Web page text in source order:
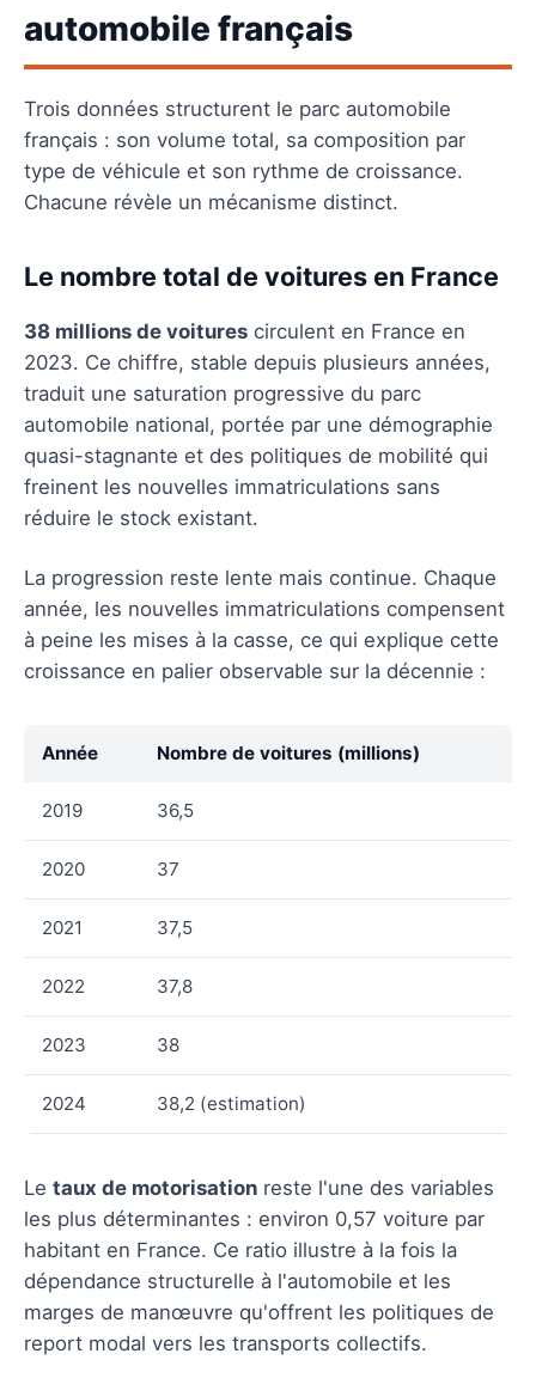
automobile français
Trois données structurent le parc automobile
français : son volume total, sa composition par
type de véhicule et son rythme de croissance.
Chacune révèle un mécanisme distinct.
Le nombre total de voitures en France
38 millions de voitures circulent en France en
2023. Ce chiffre, stable depuis plusieurs années,
traduit une saturation progressive du parc
automobile national, portée par une démographie
quasi-stagnante et des politiques de mobilité qui
freinent les nouvelles immatriculations sans
réduire le stock existant.
La progression reste lente mais continue. Chaque
année, les nouvelles immatriculations compensent
à peine les mises à la casse, ce qui explique cette
croissance en palier observable sur la décennie :
Année Nombre de voitures (millions)
2019 36,5
2020 37
2021 37,5
2022 37,8
2023 38
2024 38,2 (estimation)
Le taux de motorisation reste l'une des variables
les plus déterminantes : environ 0,57 voiture par
habitant en France. Ce ratio illustre à la fois la
dépendance structurelle à l'automobile et les
marges de manœuvre qu'offrent les politiques de
report modal vers les transports collectifs.